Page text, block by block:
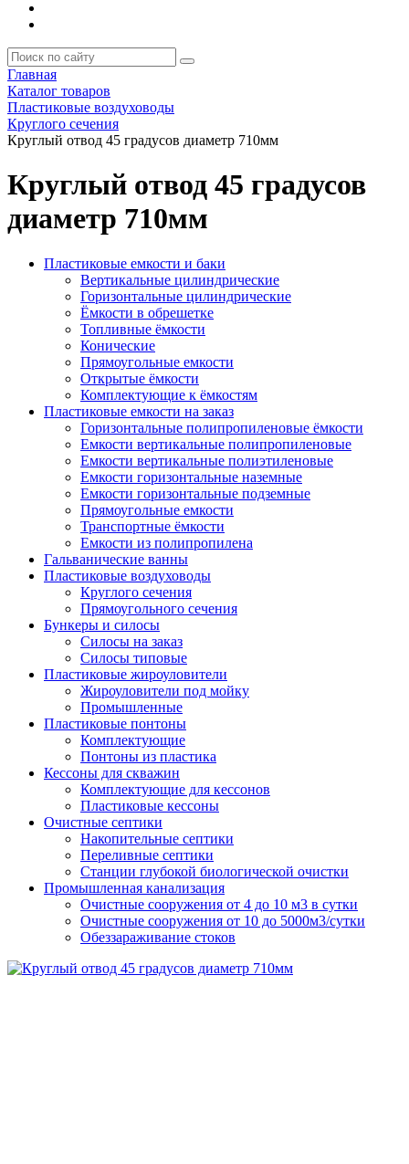
Главная
Каталог товаров
Пластиковые воздуховоды
Круглого сечения
Круглый отвод 45 градусов диаметр 710мм
Круглый отвод 45 градусов
диаметр 710мм
Пластиковые емкости и баки
Вертикальные цилиндрические
Горизонтальные цилиндрические
Ёмкости в обрешетке
Топливные ёмкости
Конические
Прямоугольные емкости
Открытые ёмкости
Комплектующие к ёмкостям
Пластиковые емкости на заказ
Горизонтальные полипропиленовые ёмкости
Емкости вертикальные полипропиленовые
Емкости вертикальные полиэтиленовые
Емкости горизонтальные наземные
Емкости горизонтальные подземные
Прямоугольные емкости
Транспортные ёмкости
Емкости из полипропилена
Гальванические ванны
Пластиковые воздуховоды
Круглого сечения
Прямоугольного сечения
Бункеры и силосы
Силосы на заказ
Силосы типовые
Пластиковые жироуловители
Жироуловители под мойку
Промышленные
Пластиковые понтоны
Комплектующие
Понтоны из пластика
Кессоны для скважин
Комплектующие для кессонов
Пластиковые кессоны
Очистные септики
Накопительные септики
Переливные септики
Станции глубокой биологической очистки
Промышленная канализация
Очистные сооружения от 4 до 10 м3 в сутки
Очистные сооружения от 10 до 5000м3/сутки
Обеззараживание стоков